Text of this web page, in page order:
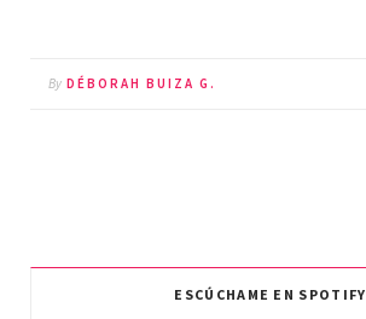
By DÉBORAH BUIZA G.
ESCÚCHAME EN SPOTIFY